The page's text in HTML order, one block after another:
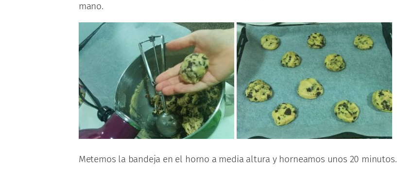
mano.
Metemos la bandeja en el horno a media altura y horneamos unos 20 minutos.